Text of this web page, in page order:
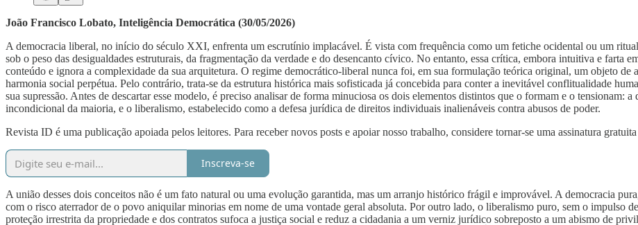
João Francisco Lobato, Inteligência Democrática (30/05/2026)
A democracia liberal, no início do século XXI, enfrenta um escrutínio implacável. É vista com frequência como um fetiche ocidental ou um
sob o peso das desigualdades estruturais, da fragmentação da verdade e do desencanto cívico. No entanto, essa crítica, embora intuitiva e farta
conteúdo e ignora a complexidade da sua arquitetura. O regime democrático-liberal nunca foi, em sua formulação teórica original, um objeto de
harmonia social perpétua. Pelo contrário, trata-se da estrutura histórica mais sofisticada já concebida para conter a inevitável conflitualidade
sua supressão. Antes de descartar esse modelo, é preciso analisar de forma minuciosa os dois elementos distintos que o formam e o tensionam:
incondicional da maioria, e o liberalismo, estabelecido como a defesa jurídica de direitos individuais inalienáveis contra abusos de poder.
Revista ID é uma publicação apoiada pelos leitores. Para receber novos posts e apoiar nosso trabalho, considere tornar-se uma assinatura
Inscreva-se
A união desses dois conceitos não é um fato natural ou uma evolução garantida, mas um arranjo histórico frágil e improvável. A democracia
com o risco aterrador de o povo aniquilar minorias em nome de uma vontade geral absoluta. Por outro lado, o liberalismo puro, sem o impulso
proteção irrestrita da propriedade e dos contratos sufoca a justiça social e reduz a cidadania a um verniz jurídico sobreposto a um abismo de